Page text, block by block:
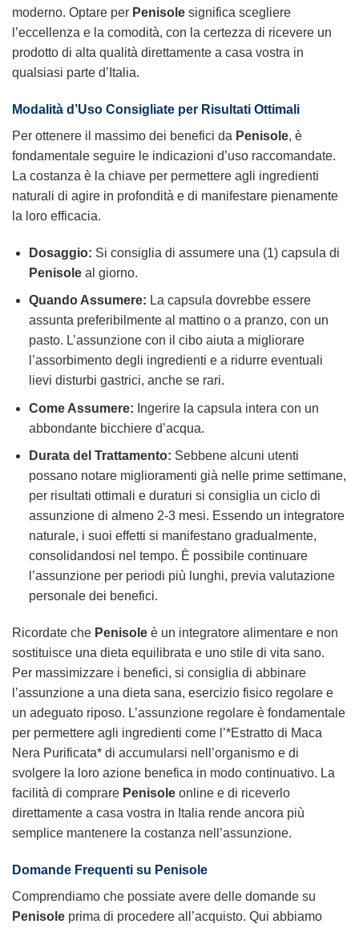
moderno. Optare per Penisole significa scegliere
l’eccellenza e la comodità, con la certezza di ricevere un
prodotto di alta qualità direttamente a casa vostra in
qualsiasi parte d’Italia.
Modalità d’Uso Consigliate per Risultati Ottimali
Per ottenere il massimo dei benefici da Penisole, è
fondamentale seguire le indicazioni d’uso raccomandate.
La costanza è la chiave per permettere agli ingredienti
naturali di agire in profondità e di manifestare pienamente
la loro efficacia.
Dosaggio: Si consiglia di assumere una (1) capsula di
Penisoleal giorno.
Quando Assumere: La capsula dovrebbe essere
assunta preferibilmente al mattino o a pranzo, con un
pasto. L’assunzione con il cibo aiuta a migliorare
l’assorbimento degli ingredienti e a ridurre eventuali
lievi disturbi gastrici, anche se rari.
Come Assumere: Ingerire la capsula intera con un
abbondante bicchiere d’acqua.
Durata del Trattamento: Sebbene alcuni utenti
possano notare miglioramenti già nelle prime settimane,
per risultati ottimali e duraturi si consiglia un ciclo di
assunzione di almeno 2-3 mesi. Essendo un integratore
naturale, i suoi effetti si manifestano gradualmente,
consolidandosi nel tempo. È possibile continuare
l’assunzione per periodi più lunghi, previa valutazione
personale dei benefici.
Ricordate che Penisole è un integratore alimentare e non
sostituisce una dieta equilibrata e uno stile di vita sano.
Per massimizzare i benefici, si consiglia di abbinare
l’assunzione a una dieta sana, esercizio fisico regolare e
un adeguato riposo. L’assunzione regolare è fondamentale
per permettere agli ingredienti come l’*Estratto di Maca
Nera Purificata* di accumularsi nell’organismo e di
svolgere la loro azione benefica in modo continuativo. La
facilità di comprare Penisole online e di riceverlo
direttamente a casa vostra in Italia rende ancora più
semplice mantenere la costanza nell’assunzione.
Domande Frequenti su Penisole
Comprendiamo che possiate avere delle domande su
Penisole prima di procedere all’acquisto. Qui abbiamo